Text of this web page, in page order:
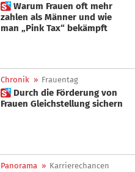
 Warum Frauen oft mehr
zahlen als Männer und wie
man „Pink Tax“ bekämpft
Chronik » Frauentag
 Durch die Förderung von
Frauen Gleichstellung sichern
Panorama » Karrierechancen